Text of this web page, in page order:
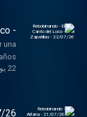
-
26
una
22 يوليو 2026
26